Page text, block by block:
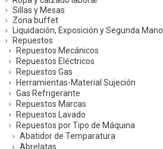
Sillas y Mesas
Zona buffet
Liquidación, Exposición y Segunda Mano
Repuestos
Repuestos Mecánicos
Repuestos Eléctricos
Repuestos Gas
Herramientas-Material Sujeción
Gas Refrigerante
Repuestos Marcas
Repuestos Lavado
Repuestos por Tipo de Máquina
Abatidor de Temparatura
Abrelatas